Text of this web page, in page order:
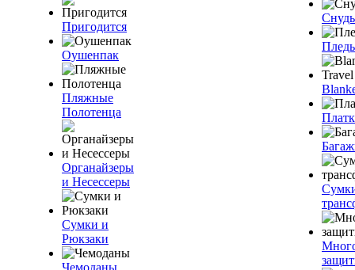
Пригодится
Оушенпак
Пляжные
Полотенца
Органайзеры
и Несессеры
Сумки и
Рюкзаки
Чемоданы